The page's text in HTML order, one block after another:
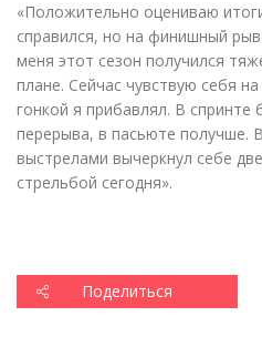
«Положительно оцениваю
справился, но на финишный
меня этот сезон получился
плане. Сейчас чувствую себя
гонкой я прибавлял. В
перерыва, в пасьюте получше.
выстрелами вычеркнул себе
стрельбой сегодня».
Поделиться